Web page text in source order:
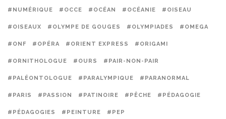
#NUMÉRIQUE #OCCE #OCÉAN #OCÉANIE #OISEAU
#OISEAUX #OLYMPE DE GOUGES #OLYMPIADES #OMEGA
#ONF #OPÉRA #ORIENT EXPRESS #ORIGAMI
#ORNITHOLOGUE #OURS #PAIR-NON-PAIR
#PALÉONTOLOGUE #PARALYMPIQUE #PARANORMAL
#PARIS #PASSION #PATINOIRE #PÊCHE #PÉDAGOGIE
#PÉDAGOGIES #PEINTURE #PEP